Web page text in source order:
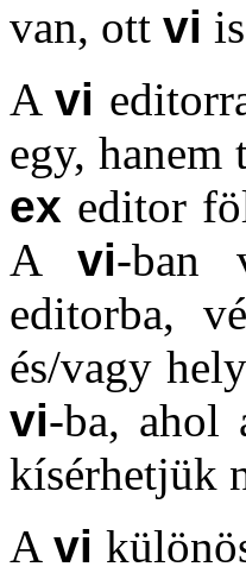
van, ott vi
Avi
egy, hanem
ex editor
A vi-ban
editorba,
és/vagy
vi-ba, ahol
kísérhetjük
A vi